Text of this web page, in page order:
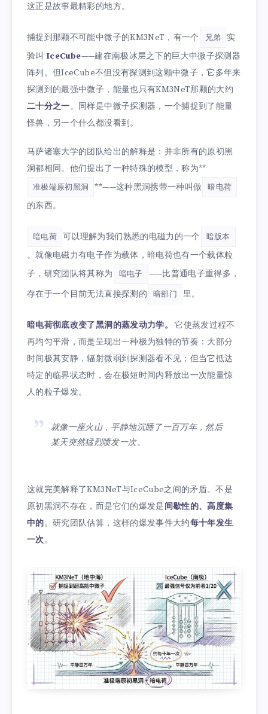
这正是故事最精彩的地方。
捕捉到那颗不可能中微子的KM3NeT，有一个 兄弟
实
验叫 IceCube——建在南极冰层之下的巨大中微子探测器
阵列。但IceCube不但没有探测到这颗中微子，它多年来
探测到的最强中微子，能量也只有KM3NeT那颗的大约
二十分之一。同样是中微子探测器，一个捕捉到了能量
怪兽，另一个什么都没看到。
马萨诸塞大学的团队给出的解释是：并非所有的原初黑
洞都相同。他们提出了一种特殊的模型，称为**
准极端原初黑洞 **——这种黑洞携带一种叫做 暗电荷
的东西。
暗电荷 可以理解为我们熟悉的电磁力的一个 暗版本
。就像电磁力有电子作为载体，暗电荷也有一个载体粒
子，研究团队将其称为
暗电子
——比普通电子重得多，
存在于一个目前无法直接探测的
暗部门 里。
暗电荷彻底改变了黑洞的蒸发动力学。
它使蒸发过程不
再均匀平滑，而是呈现出一种极为独特的节奏：大部分
时间极其安静，辐射微弱到探测器看不见；但当它抵达
特定的临界状态时，会在极短时间内释放出一次能量惊
人的粒子爆发。
就像一座火山，平静地沉睡了一百万年，然后
某天突然猛烈喷发一次。
这就完美解释了KM3NeT与IceCube之间的矛盾。不是
原初黑洞不存在，而是它们的爆发是间歇性的、高度集
中的。研究团队估算，这样的爆发事件大约每十年发生
一次。